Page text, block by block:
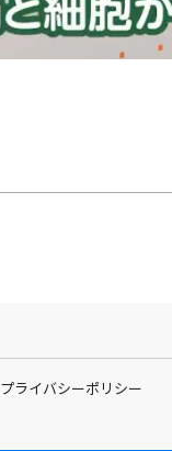
プライバシーポリシー